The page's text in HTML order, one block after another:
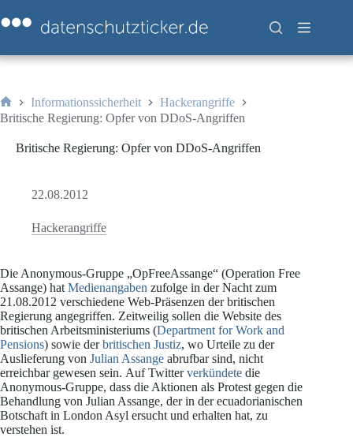
Inhalt
springen
Start
Informationssicherheit
Hackerangriffe
Britische Regierung: Opfer von DDoS-Angriffen
Britische Regierung: Opfer von DDoS-Angriffen
22.08.2012
Hackerangriffe
Die Anonymous-Gruppe „OpFreeAssange“ (Operation Free
Assange) hat Medienangaben zufolge in der Nacht zum
21.08.2012 verschiedene Web-Präsenzen der britischen
Regierung angegriffen. Zeitweilig sollen die Website des
britischen Arbeitsministeriums (Department for Work and
Pensions) sowie derbritischen Justiz, wo Urteile zu der
Auslieferung von Julian Assange abrufbar sind, nicht
erreichbar gewesen sein. Auf Twitterverkündete die
Anonymous-Gruppe, dass die Aktionen als Protest gegen die
Behandlung von Julian Assange, der in der ecuadorianischen
Botschaft in London Asyl ersucht und erhalten hat, zu
verstehen ist.